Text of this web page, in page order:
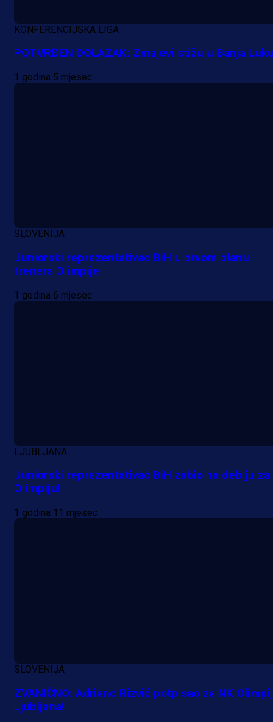
KONFERENCIJSKA LIGA
POTVRĐEN DOLAZAK: Zmajevi stižu u Banja
1 godina 5 mjesec
SLOVENIJA
Juniorski reprezentativac BiH u prvom planu
trenera Olimpije
1 godina 6 mjesec
LJUBLJANA
Juniorski reprezentativac BiH zabio na debiju za
Olimpiju!
1 godina 11 mjesec
SLOVENIJA
ZVANIČNO: Adriano Rizvić potpisao za NK
Ljubljana!